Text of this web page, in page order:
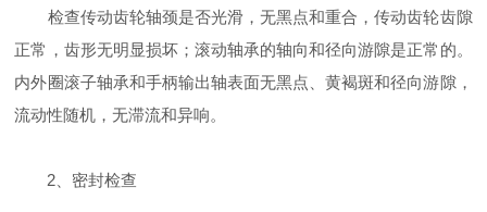
检查传动齿轮轴颈是否光滑，无黑点和重合，传动齿轮齿隙
正常，齿形无明显损坏；滚动轴承的轴向和径向游隙是正常的。
内外圈滚子轴承和手柄输出轴表面无黑点、黄褐斑和径向游隙，
流动性随机，无滞流和异响。
2、密封检查